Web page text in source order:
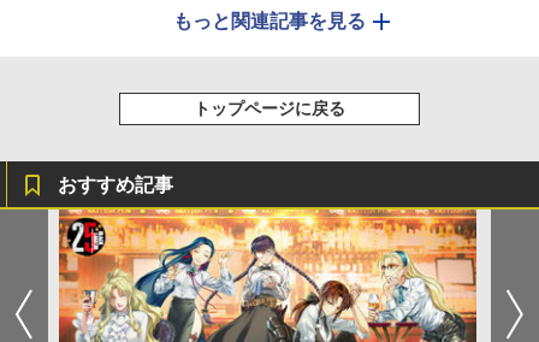
もっと関連記事を見る
トップページに戻る
おすすめ記事